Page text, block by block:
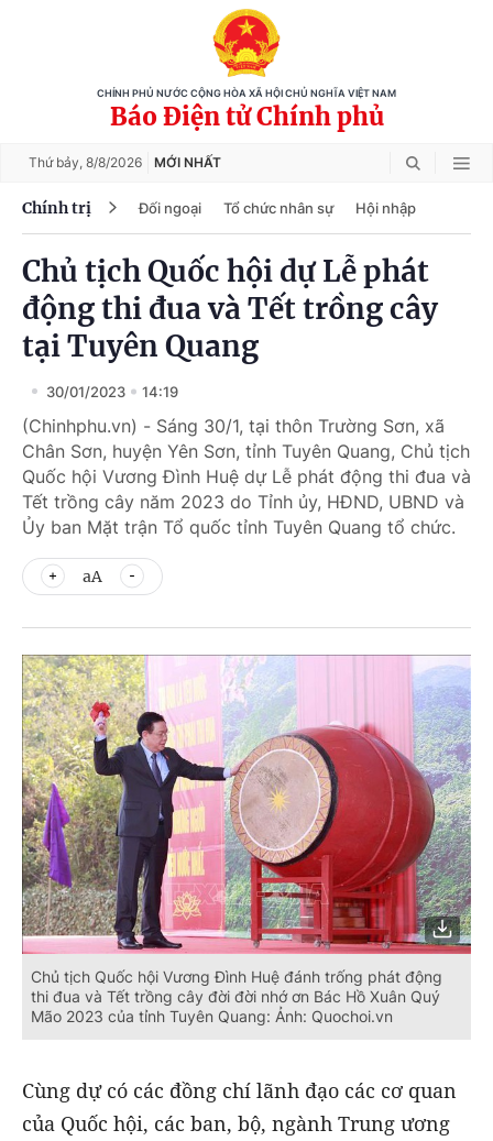
CHÍNH PHỦ NƯỚC CỘNG HÒA XÃ HỘI CHỦ NGHĨA VIỆT NAM
Báo Điện tử Chính phủ
Thứ bảy, 8/8/2026 MỚI NHẤT
Chính trị Đối ngoại Tổ chức nhân sự Hội nhập
Chủ tịch Quốc hội dự Lễ phát
động thi đua và Tết trồng cây
tại Tuyên Quang
30/01/2023 14:19
(Chinhphu.vn) - Sáng 30/1, tại thôn Trường Sơn, xã
Chân Sơn, huyện Yên Sơn, tỉnh Tuyên Quang, Chủ tịch
Quốc hội Vương Đình Huệ dự Lễ phát động thi đua và
Tết trồng cây năm 2023 do Tỉnh ủy, HĐND, UBND và
Ủy ban Mặt trận Tổ quốc tỉnh Tuyên Quang tổ chức.
aA
Chủ tịch Quốc hội Vương Đình Huệ đánh trống phát động
thi đua và Tết trồng cây đời đời nhớ ơn Bác Hồ Xuân Quý
Mão 2023 của tỉnh Tuyên Quang: Ảnh: Quochoi.vn
Cùng dự có các đồng chí lãnh đạo các cơ quan
của Quốc hội, các ban, bộ, ngành Trung ương